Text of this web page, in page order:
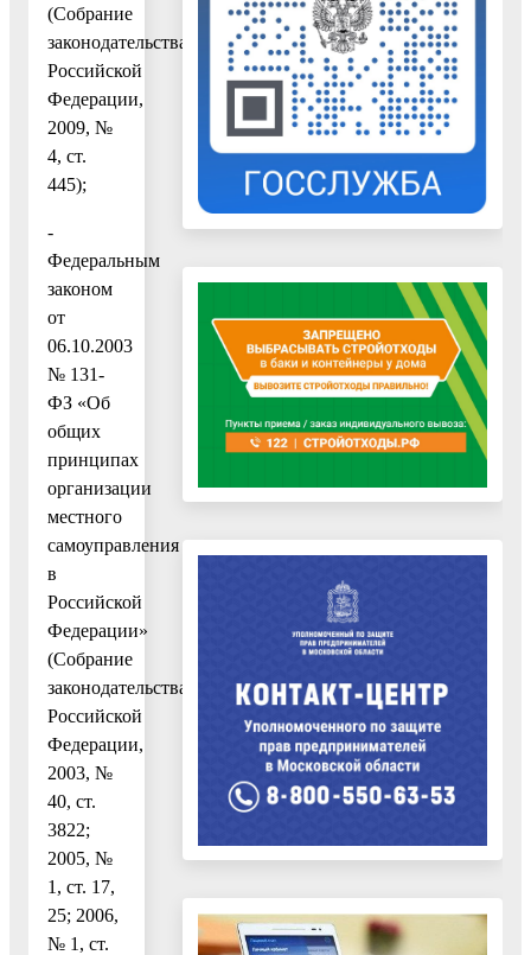
(Собрание
законодательства
Российской
Федерации,
2009, №
4, ст.
445);
-
Федеральным
законом
от
06.10.2003
№ 131-
ФЗ «Об
общих
принципах
организации
местного
самоуправления
в
Российской
Федерации»
(Собрание
законодательства
Российской
Федерации,
2003, №
40, ст.
3822;
2005, №
1, ст. 17,
25; 2006,
№ 1, ст.